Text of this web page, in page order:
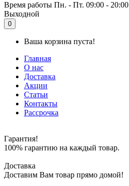
Время работы Пн. - Пт. 09:00 - 20:00
Выходной
0
Ваша корзина пуста!
Главная
О нас
Доставка
Акции
Статьи
Контакты
Рассрочка
Гарантия!
100% гарантию на каждый товар.
Доставка
Доставим Вам товар прямо домой!